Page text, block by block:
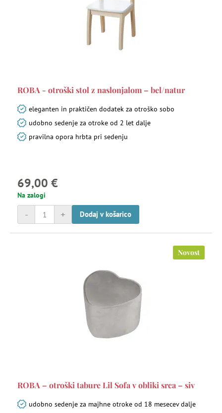
ROBA - otroški stol z naslonjalom – bel/natur
eleganten in praktičen dodatek za otroško sobo
udobno sedenje za otroke od 2 let dalje
pravilna opora hrbta pri sedenju
69,00 €
Na zalogi
+
- Dodaj v košarico
Novost
ROBA – otroški tabure Lil Sofa v obliki srca – siv
udobno sedenje za majhne otroke od 18 mesecev dalje